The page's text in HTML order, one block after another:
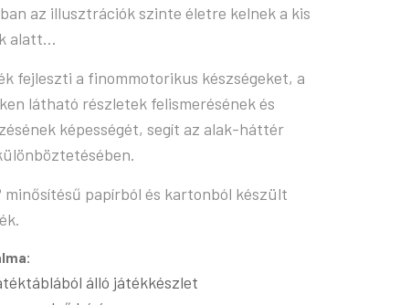
az illusztrációk szinte életre kelnek a kis
alatt…
fejleszti a finommotorikus készségeket, a
látható részletek felismerésének és
képességét, segít az alak-háttér
minősítésű papírból és kartonból készült
álló játékkészlet